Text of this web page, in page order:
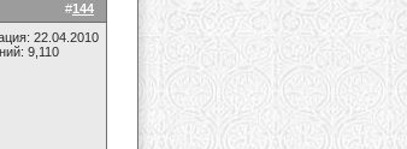
#144
22.04.2010
9,110